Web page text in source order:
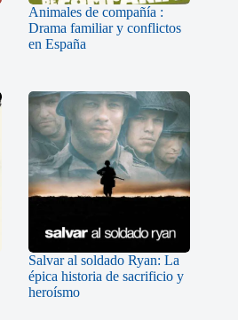
Animales de compañía :
Drama familiar y conflictos
en España
Salvar al soldado Ryan: La
épica historia de sacrificio y
heroísmo